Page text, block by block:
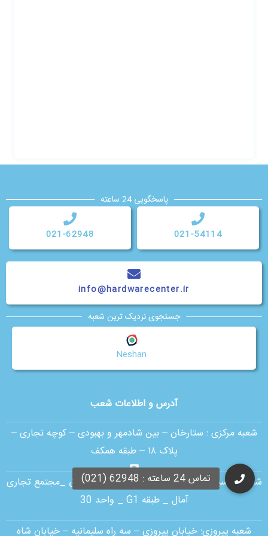
آدرس و اطلاعات شعب
شعبه مرکزی : ستارخان – بین شادمهر و بهبودی – کوچه نجاری –
پلاک ۱۸ – طبقه همکف
شعبه اقدسیه:بلوار ارتش _ بلوار مژدی _ بلوار وثوق _مجتمع تجاری
آمال _ طبقه G1 _ واحد 30
شعبه پیروزی: خیابان پیروزی – سه راه سلیمانیه – خیابان شاه
پاسخگویی 24 ساعته
021-54114
021-62948
info@hardwarecenter.ir
جستجوی نزدیک ترین شعبه
Neshan